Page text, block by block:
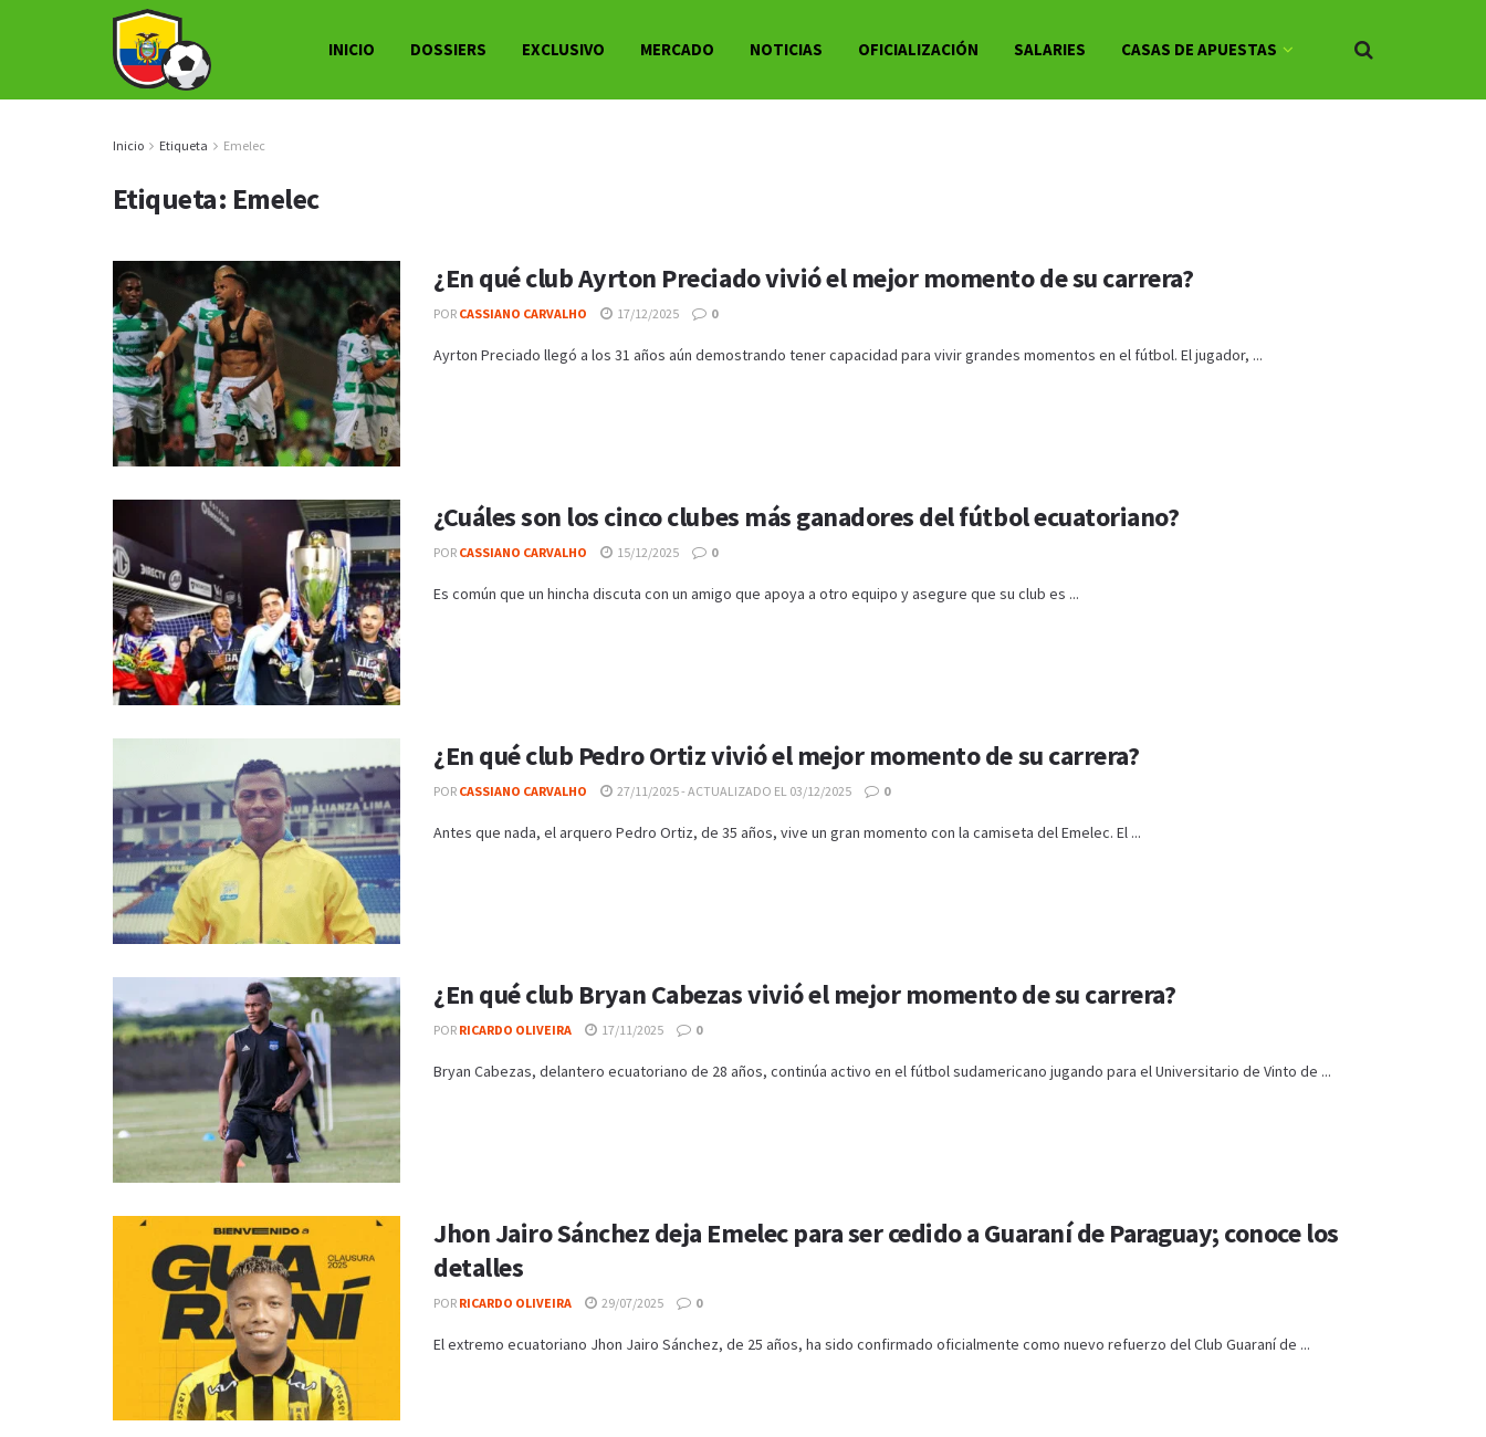
INICIO DOSSIERS EXCLUSIVO MERCADO NOTICIAS OFICIALIZACIÓN SALARIES CASAS DE APUESTAS
Inicio Etiqueta Emelec
Etiqueta: Emelec
¿En qué club Ayrton Preciado vivió el mejor momento de su carrera?
POR CASSIANO CARVALHO 17/12/2025 0
Ayrton Preciado llegó a los 31 años aún demostrando tener capacidad para vivir grandes momentos en el fútbol. El jugador, ...
¿Cuáles son los cinco clubes más ganadores del fútbol ecuatoriano?
POR CASSIANO CARVALHO 15/12/2025 0
Es común que un hincha discuta con un amigo que apoya a otro equipo y asegure que su club es ...
¿En qué club Pedro Ortiz vivió el mejor momento de su carrera?
POR CASSIANO CARVALHO 27/11/2025 - ACTUALIZADO EL 03/12/2025 0
Antes que nada, el arquero Pedro Ortiz, de 35 años, vive un gran momento con la camiseta del Emelec. El ...
¿En qué club Bryan Cabezas vivió el mejor momento de su carrera?
POR RICARDO OLIVEIRA 17/11/2025 0
Bryan Cabezas, delantero ecuatoriano de 28 años, continúa activo en el fútbol sudamericano jugando para el Universitario de Vinto de ...
Jhon Jairo Sánchez deja Emelec para ser cedido a Guaraní de Paraguay; conoce los
detalles
POR RICARDO OLIVEIRA 29/07/2025 0
El extremo ecuatoriano Jhon Jairo Sánchez, de 25 años, ha sido confirmado oficialmente como nuevo refuerzo del Club Guaraní de ...